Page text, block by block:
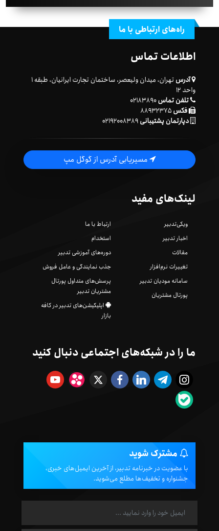
راه‌های ارتباطی با ما
اطلاعات تماس
آدرس
تهران، میدان ولیعصر، ساختمان تجارت ایرانیان، طبقه ۱
واحد ۱۲
تلفن تماس۰۲۱۸۳۸۹۰
فکس
دپارتمان پشتیبانی۰۲۱۹۲۰۰۸۳۸۹
مسیریابی آدرس از گوگل مپ
لینک‌های مفید
ویکی‌تدبیر
اخبار تدبیر
مقالات
تغییرات نرم‌افزار
سامانه مودیان تدبیر
پورتال مشتریان
ارتباط با ما
استخدام
دوره‌های آموزشی تدبیر
جذب نمایندگی و عامل فروش
پرسش‌های متداول پورتال
مشتریان تدبیر
اپلیکیشن‌های تدبیر در کافه
بازار
ما را در شبکه‌های اجتماعی دنبال کنید
مشترک شوید
با عضویت در خبرنامه تدبیر، از آخرین ایمیل‌های خبری،
جشنواره و تخفیف‌ها مطلع می‌شوید.